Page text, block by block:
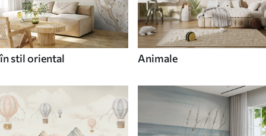
în stil oriental Animale